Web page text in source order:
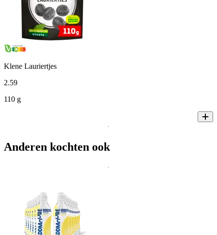
Klene Lauriertjes
2.59
110 g
Anderen kochten ook